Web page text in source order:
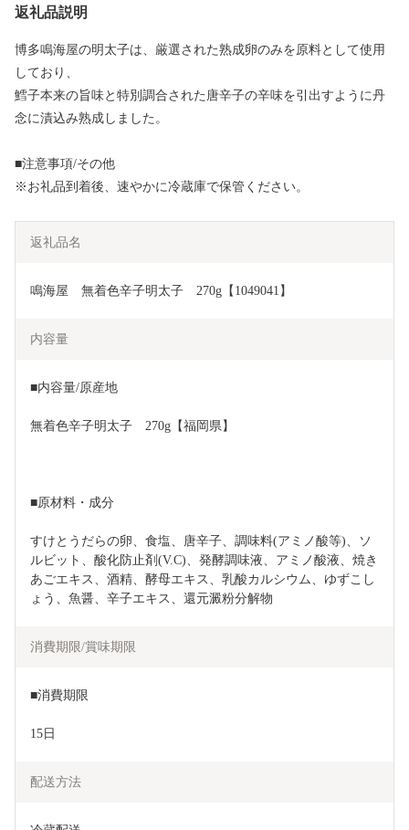
返礼品説明
博多鳴海屋の明太子は、厳選された熟成卵のみを原料として使用
しており、
鱈子本来の旨味と特別調合された唐辛子の辛味を引出すように丹
念に漬込み熟成しました。
■注意事項/その他
※お礼品到着後、速やかに冷蔵庫で保管ください。
返礼品名
鳴海屋　無着色辛子明太子　270g【1049041】
内容量
■内容量/原産地
無着色辛子明太子　270g【福岡県】
■原材料・成分
すけとうだらの卵、食塩、唐辛子、調味料(アミノ酸等)、ソ
ルビット、酸化防止剤(V.C)、発酵調味液、アミノ酸液、焼き
あごエキス、酒精、酵母エキス、乳酸カルシウム、ゆずこし
ょう、魚醤、辛子エキス、還元澱粉分解物
消費期限/賞味期限
■消費期限
15日
配送方法